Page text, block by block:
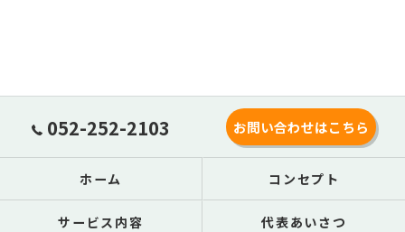
052-252-2103 お問い合わせはこちら
ホーム コンセプト
サービス内容 代表あいさつ